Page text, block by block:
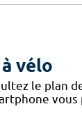
vélo
le plan